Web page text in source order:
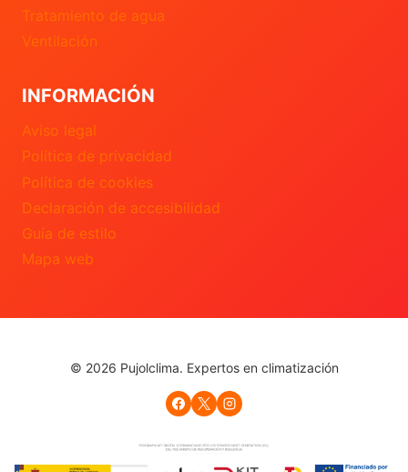
Tratamiento de agua
Ventilación
INFORMACIÓN
Aviso legal
Política de privacidad
Política de cookies
Declaración de accesibilidad
Guía de estilo
Mapa web
© 2026 Pujolclima. Expertos en climatización